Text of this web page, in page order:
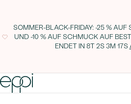
SOMMER-BLACK-FRIDAY: -25 %
UND -10 % AUF SCHMUCK AUF
ENDET IN 8T 2S 3M 16S